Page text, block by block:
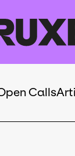
Calls